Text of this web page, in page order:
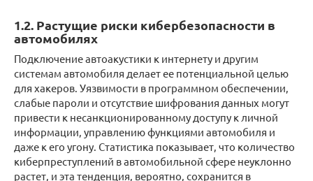
1.2. Растущие риски кибербезопасности в
автомобилях
Подключение автоакустики к интернету и другим
системам автомобиля делает ее потенциальной целью
для хакеров. Уязвимости в программном обеспечении,
слабые пароли и отсутствие шифрования данных могут
привести к несанкционированному доступу к личной
информации, управлению функциями автомобиля и
даже к его угону. Статистика показывает, что количество
киберпреступлений в автомобильной сфере неуклонно
растет, и эта тенденция, вероятно, сохранится в